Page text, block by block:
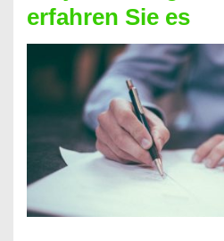
nicht
nur
für
Handy
möglich!
erfahren Sie es